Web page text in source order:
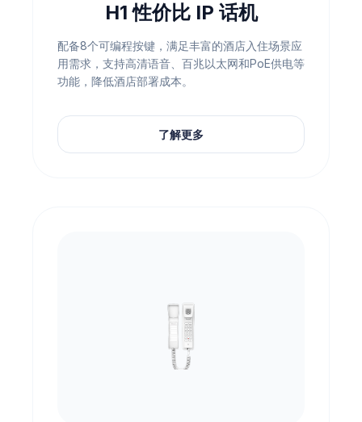
H1 性价比 IP 话机
配备8个可编程按键，满足丰富的酒店入住场景应
用需求，支持高清语音、百兆以太网和PoE供电等
功能，降低酒店部署成本。
了解更多